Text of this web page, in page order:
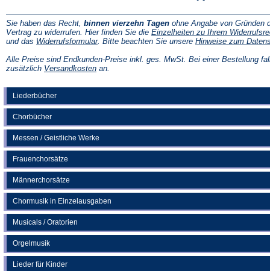
Liederbücher
Chorbücher
Messen / Geistliche Werke
Frauenchorsätze
Männerchorsätze
Chormusik in Einzelausgaben
Musicals / Oratorien
Orgelmusik
Lieder für Kinder
Sie haben das Recht, binnen vierzehn Tagen ohne Angabe von Gründen
Vertrag zu widerrufen. Hier finden Sie die Einzelheiten zu Ihrem
und das Widerrufsformular(Öffnet
einem
neuen
. Bitte beachten Sie unsere Hinweise zum
Alle Preise sind Endkunden-Preise inkl. ges. MwSt. Bei einer Bestellung
zusätzlich Versandkosten(Öffnet
an.